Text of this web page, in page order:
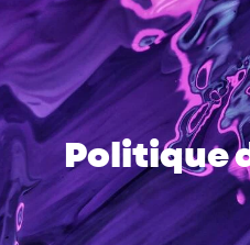
Politique